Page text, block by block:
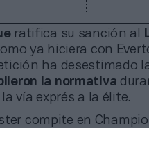
ratifica su sanción al
ya hiciera con
ha desestimado
la normativa
vía exprés a la élite.
compite en